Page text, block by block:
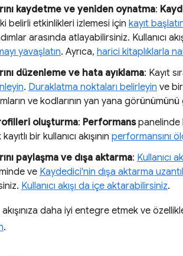
kaydetme ve yeniden oynatma:
belirli etkinlikleri izlemesi için kayıt
arasında atlayabilirsiniz. Kullanıcı
yavaşlatın. Ayrıca, harici kitaplıklarla
düzenleme ve hata ayıklama: Kayıt
. Duraklatma noktaları belirleyin ve bir
ve kodlarının yan yana
oluşturma: Performanspanelinde
bir kullanıcı akışının performansını
paylaşma ve dışa aktarma: Kullanıcı
ve Kaydedici'nin dışa aktarma
Kullanıcı akışı da içe aktarabilirsiniz.
daha iyi entegre etmek ve
.